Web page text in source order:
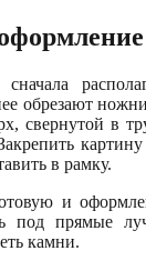
обрезают
свернутой в
в рамку.
и
под прямые
камни.